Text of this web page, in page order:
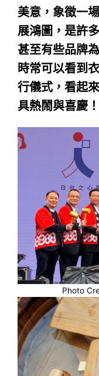
美意，象徵一
展鴻圖，是許
甚至有些品牌
時常可以看到
行儀式，看起
具熱鬧與喜慶！
Photo